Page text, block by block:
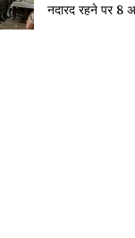
नदारद रहने पर 8